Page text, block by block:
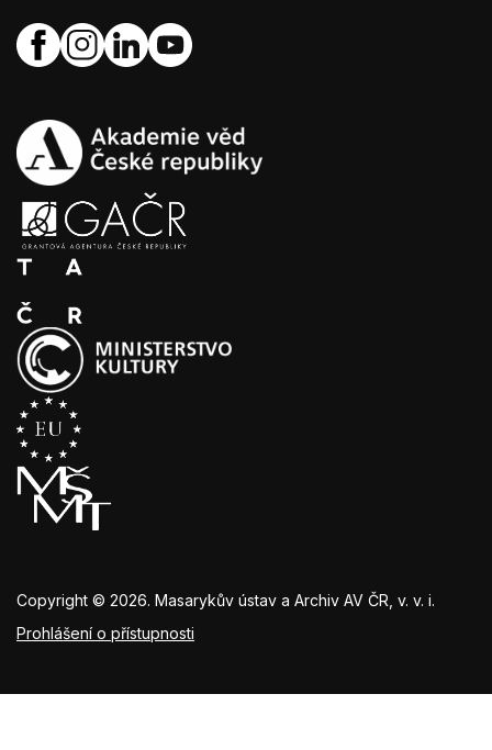
Copyright © 2026. Masarykův ústav a Archiv AV ČR, v. v. i.
Prohlášení o přístupnosti